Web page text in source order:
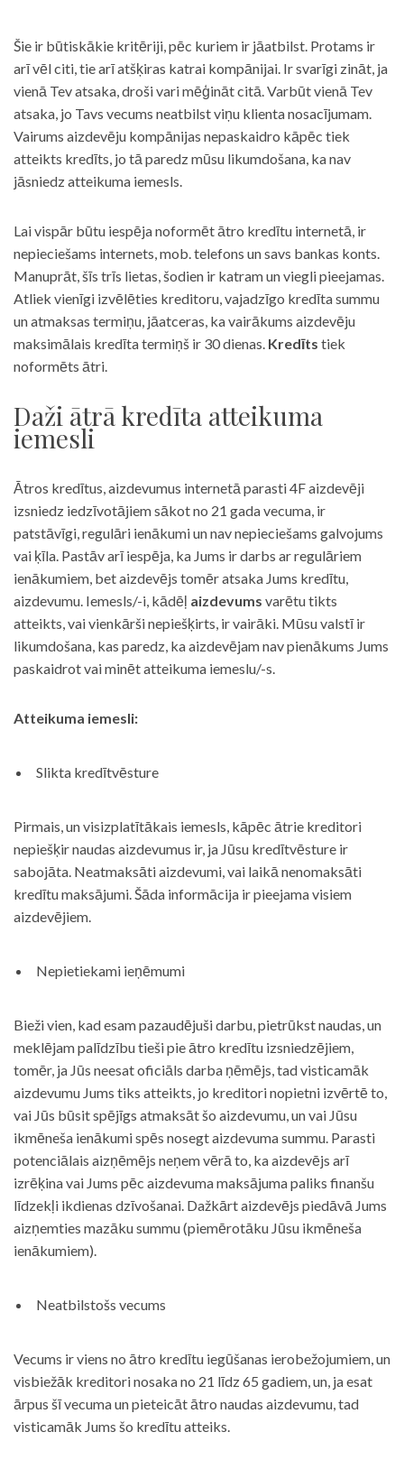
Šie ir būtiskākie kritēriji, pēc kuriem ir jāatbilst. Protams ir
arī vēl citi, tie arī atšķiras katrai kompānijai. Ir svarīgi zināt, ja
vienā Tev atsaka, droši vari mēģināt citā. Varbūt vienā Tev
atsaka, jo Tavs vecums neatbilst viņu klienta nosacījumam.
Vairums aizdevēju kompānijas nepaskaidro kāpēc tiek
atteikts kredīts, jo tā paredz mūsu likumdošana, ka nav
jāsniedz atteikuma iemesls.
Lai vispār būtu iespēja noformēt ātro kredītu internetā, ir
nepieciešams internets, mob. telefons un savs bankas konts.
Manuprāt, šīs trīs lietas, šodien ir katram un viegli pieejamas.
Atliek vienīgi izvēlēties kreditoru, vajadzīgo kredīta summu
un atmaksas termiņu, jāatceras, ka vairākums aizdevēju
maksimālais kredīta termiņš ir 30 dienas. Kredīts tiek
noformēts ātri.
Daži ātrā kredīta atteikuma
iemesli
Ātros kredītus, aizdevumus internetā parasti 4F aizdevēji
izsniedz iedzīvotājiem sākot no 21 gada vecuma, ir
patstāvīgi, regulāri ienākumi un nav nepieciešams galvojums
vai ķīla. Pastāv arī iespēja, ka Jums ir darbs ar regulāriem
ienākumiem, bet aizdevējs tomēr atsaka Jums kredītu,
aizdevumu. Iemesls/-i, kādēļ aizdevums varētu tikts
atteikts, vai vienkārši nepiešķirts, ir vairāki. Mūsu valstī ir
likumdošana, kas paredz, ka aizdevējam nav pienākums Jums
paskaidrot vai minēt atteikuma iemeslu/-s.
Atteikuma iemesli:
Slikta kredītvēsture
Pirmais, un visizplatītākais iemesls, kāpēc ātrie kreditori
nepiešķir naudas aizdevumus ir, ja Jūsu kredītvēsture ir
sabojāta. Neatmaksāti aizdevumi, vai laikā nenomaksāti
kredītu maksājumi. Šāda informācija ir pieejama visiem
aizdevējiem.
Nepietiekami ieņēmumi
Bieži vien, kad esam pazaudējuši darbu, pietrūkst naudas, un
meklējam palīdzību tieši pie ātro kredītu izsniedzējiem,
tomēr, ja Jūs neesat oficiāls darba ņēmējs, tad visticamāk
aizdevumu Jums tiks atteikts, jo kreditori nopietni izvērtē to,
vai Jūs būsit spējīgs atmaksāt šo aizdevumu, un vai Jūsu
ikmēneša ienākumi spēs nosegt aizdevuma summu. Parasti
potenciālais aizņēmējs neņem vērā to, ka aizdevējs arī
izrēķina vai Jums pēc aizdevuma maksājuma paliks finanšu
līdzekļi ikdienas dzīvošanai. Dažkārt aizdevējs piedāvā Jums
aizņemties mazāku summu (piemērotāku Jūsu ikmēneša
ienākumiem).
Neatbilstošs vecums
Vecums ir viens no ātro kredītu iegūšanas ierobežojumiem, un
visbiežāk kreditori nosaka no 21 līdz 65 gadiem, un, ja esat
ārpus šī vecuma un pieteicāt ātro naudas aizdevumu, tad
visticamāk Jums šo kredītu atteiks.